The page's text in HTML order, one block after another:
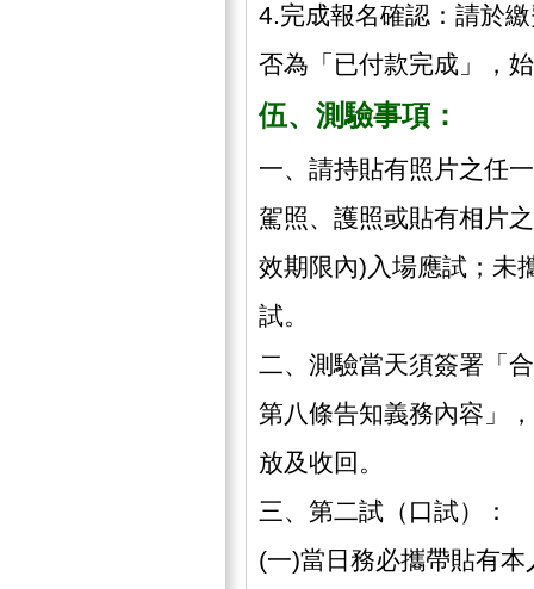
4.完成報名確認：請於
否為「已付款完成」，
伍、測驗事項：
一、請持貼有照片之任
駕照、護照或貼有相片
效期限內)入場應試；未
試。
二、測驗當天須簽署「
第八條告知義務內容」
放及收回。
三、第二試（口試）：
(一)當日務必攜帶貼有